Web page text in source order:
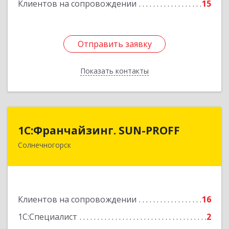
Клиентов на сопровождении 15
Отправить заявку
Показать контакты
Отправить заявку
Назад
1С:Франчайзинг. SUN-PROFF
Солнечногорск
Клиентов на сопровождении
16
1С:Специалист
2
1С:Франчайзинг. SUN-PROFF
141503, Московская обл, Солнечногорский р-н,